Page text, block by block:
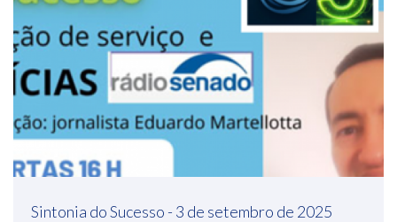
Sintonia do Sucesso - 3 de setembro de 2025